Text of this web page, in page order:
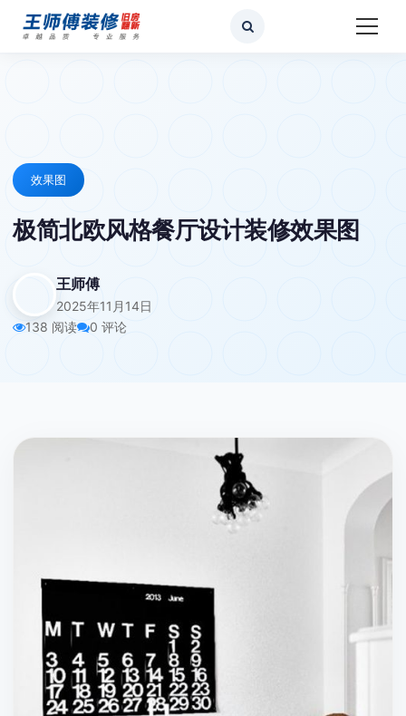
效果图
极简北欧风格餐厅设计装修效果图
王师傅
2025年11月14日
138 阅读
0 评论